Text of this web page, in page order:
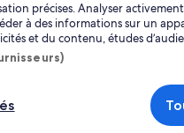
Pickup : Cosenza
de paiement acceptés sur
Expedia, Inc., une entreprise
précises. Analyser
à des informations sur un
et du contenu, études